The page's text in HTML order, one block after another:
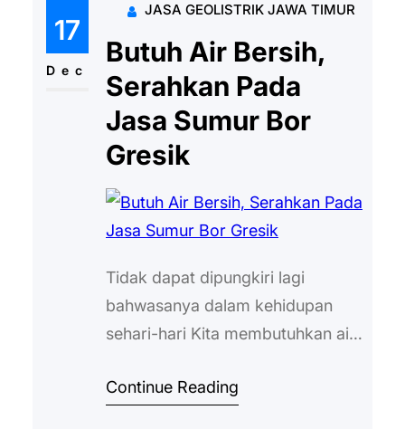
yang masih asli dari tanah dan
bersih. Sumber Nah… tahu gak sih
Anda bagaimana cara kerja
sumur bor? Secara spesifikasi
akan dijelaskan sebagai berikut!
Bagaimana Cara Kerja Sumur…
17
Dec
JASA GEOLISTRIK JAWA TIMUR
Butuh Air Bersih,
Serahkan Pada
Jasa Sumur Bor
Gresik
Tidak dapat dipungkiri lagi
bahwasanya dalam kehidupan
sehari-hari Kita membutuhkan air
Air sangat penting dan dibutuhkan
Continue Reading